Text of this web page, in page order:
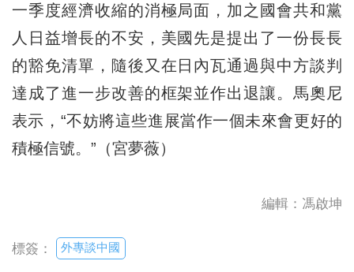
一季度經濟收縮的消極局面，加之國會共和黨
人日益增長的不安，美國先是提出了一份長長
的豁免清單，隨後又在日內瓦通過與中方談判
達成了進一步改善的框架並作出退讓。馬奧尼
表示，“不妨將這些進展當作一個未來會更好的
積極信號。”（宮夢薇）
編輯：馮啟坤
標簽： 外專談中國